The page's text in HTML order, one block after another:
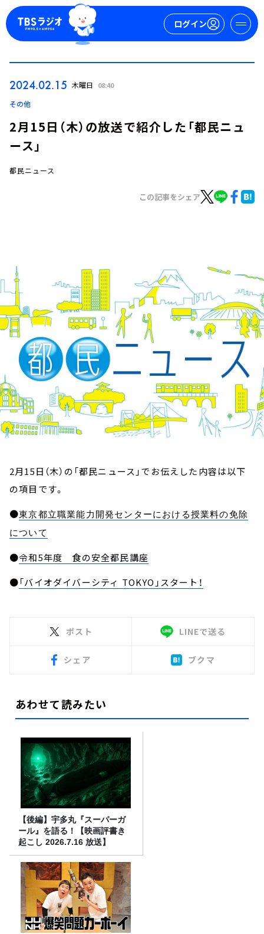
ログイン
イベント・グッズ
YouTube
会社情報
2024.02.15 木曜日 08:40
その他
2月15日（木）の放送で紹介した「都民ニュ
ース」
都民ニュース
この記事をシェア
2月15日（木）の「都民ニュース」でお伝えした内容は以下
の項目です。
●東京都立職業能力開発センターにおける授業料の免除
について
●令和5年度 食の安全都民講座
●「バイオダイバーシティ TOKYO」スタート！
ポスト LINEで送る
シェア ブクマ
あわせて読みたい
【後編】宇多丸『スーパーガ
ール』を語る！【映画評書き
起こし 2026.7.16 放送】